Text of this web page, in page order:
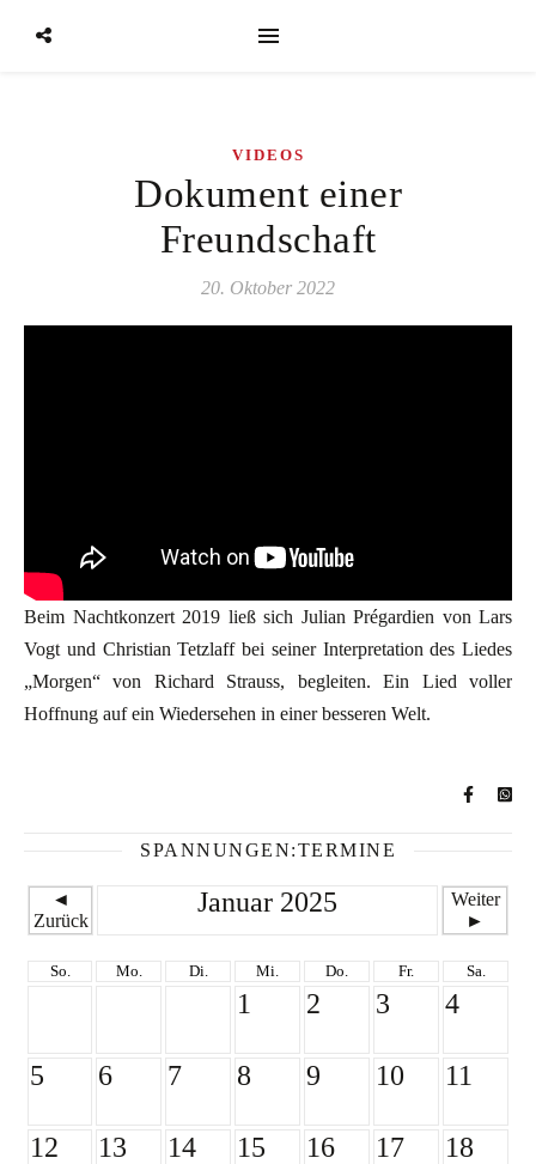
VIDEOS
Dokument einer
Freundschaft
20. Oktober 2022
Beim Nachtkonzert 2019 ließ sich Julian Prégardien von Lars
Vogt und Christian Tetzlaff bei seiner Interpretation des Liedes
„Morgen“ von Richard Strauss, begleiten. Ein Lied voller
Hoffnung auf ein Wiedersehen in einer besseren Welt.
SPANNUNGEN:TERMINE
◄
Zurück
Januar 2025
Weiter
►
So. Mo. Di. Mi. Do. Fr. Sa.
1 2 3 4
5 6 7 8 9 10 11
12 13 14 15 16 17 18